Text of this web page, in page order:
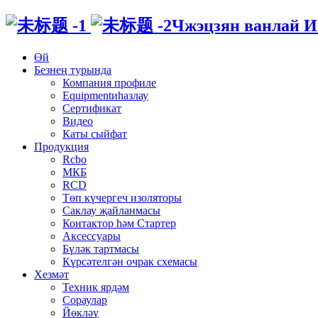
Чжэцзян ванлай
Өй
Безнең турында
Компания профиле
Equipmentиһазлау
Сертификат
Видео
Каты сыйфат
Продукция
Rcbo
МКБ
RCD
Төп күчергеч изоляторы
Саклау җайланмасы
Контактор һәм Стартер
Аксессуары
Бүләк тартмасы
Күрсәтелгән очрак схемасы
Хезмәт
Техник ярдәм
Сораулар
Йөкләү